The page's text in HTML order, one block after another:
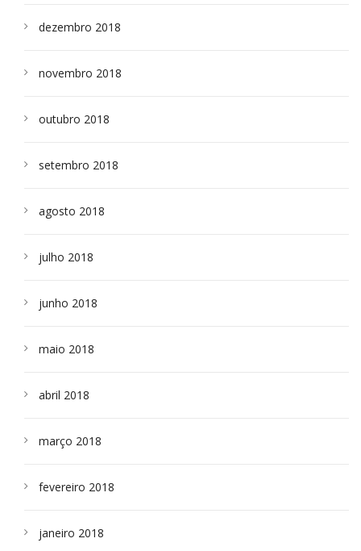
dezembro 2018
novembro 2018
outubro 2018
setembro 2018
agosto 2018
julho 2018
junho 2018
maio 2018
abril 2018
março 2018
fevereiro 2018
janeiro 2018